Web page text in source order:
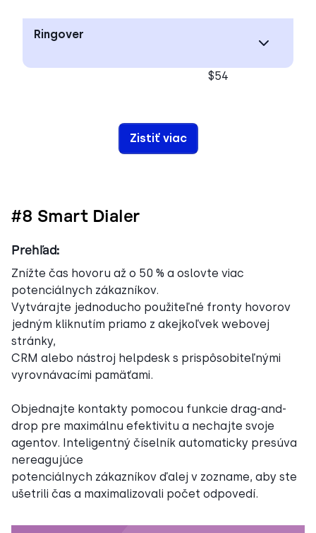
Ringover
$54
Zistiť viac
#8 Smart Dialer
Prehľad:
Znížte čas hovoru až o 50 % a oslovte viac
potenciálnych zákazníkov.
Vytvárajte jednoducho použiteľné fronty hovorov
jedným kliknutím priamo z akejkoľvek webovej
stránky,
CRM alebo nástroj helpdesk s prispôsobiteľnými
vyrovnávacími pamäťami.
Objednajte kontakty pomocou funkcie drag-and-
drop pre maximálnu efektivitu a nechajte svoje
agentov. Inteligentný číselník automaticky presúva
nereagujúce
potenciálnych zákazníkov ďalej v zozname, aby ste
ušetrili čas a maximalizovali počet odpovedí.